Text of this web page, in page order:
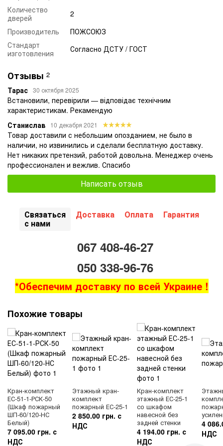
бывают цапковыми и муфтовыми.
Ручные стволы подачи воды соединяются с
рукавами и служат для создания сплошной
компактной или распыленной водной или пенной
струи, а также создания водяной завесы,
эвакуации или тушения пожара. Стволы
изготавливаются из пластика или металла и имеют
различные строение и технические характеристики.
ПОЖЕЖНА БЕЗПЕКА УКРАЇНИ
Количество
дверей
2
Производитель
ПОЖСОЮЗ
Стандарт
изготовления
Согласно ДСТУ / ГОСТ
Отзывы 2
Тарас 30 октября 2025
Встановили, перевірили — відповідає технічним
характеристикам. Рекамендую
Станислав
10 декабря 2021
Товар доставили с небольшим опозданием, не было в
наличии, но извинились и сделали бесплатную доставку.
Нет никаких претензий, работой довольна. Менеджер очень
профессионален и вежлив. Спасибо
Написать отзыв
Связаться
с нами
Доставка Оплата Гарантия
067 408-46-27
050 338-96-76
*Обеспечим доставку по всей Украине !
Похожие товары
Кран-комплект
ЕС-51-1-РСК-50
(Шкаф пожарный
ШП-60/120-НС
Белый)
7 095.00 грн. с
НДС
Этажный кран-
комплект
пожарный ЕС-25-1
2 850.00 грн. с
НДС
Кран-комплект
этажный ЕС-25-1
со шкафом
навесной без
задней стенки
4 194.00 грн. с
НДС
4
НДС